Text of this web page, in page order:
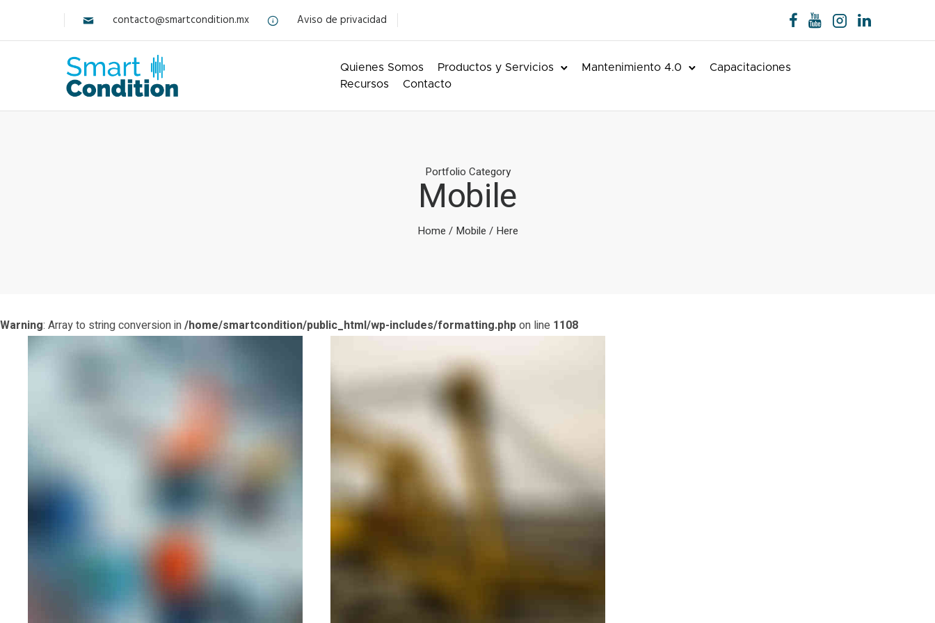
contacto@smartcondition.mx Aviso de privacidad
Quienes Somos Productos y Servicios Mantenimiento 4.0
Capacitaciones
Recursos
Contacto
Portfolio Category
Mobile
Home / Mobile / Here
Warning: Array to string conversion in/home/smartcondition/public_html/wp-includes/formatting.phpon line 1108